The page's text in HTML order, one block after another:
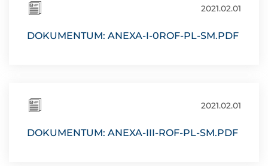
2021.02.01
DOKUMENTUM: ANEXA-I-0ROF-PL-SM.PDF
2021.02.01
DOKUMENTUM: ANEXA-III-ROF-PL-SM.PDF